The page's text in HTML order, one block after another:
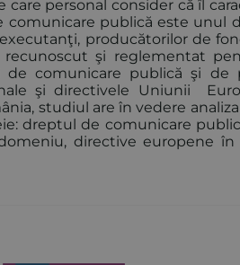
personal consider că îl
comunicare publică este unul
producătorilor de
şi reglementat
comunicare publică şi de
şi directivele Uniunii
studiul are în vedere
dreptul de comunicare
directive europene în